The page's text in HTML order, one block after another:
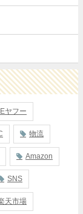
ヤフー
物流
Amazon
SNS
天市場